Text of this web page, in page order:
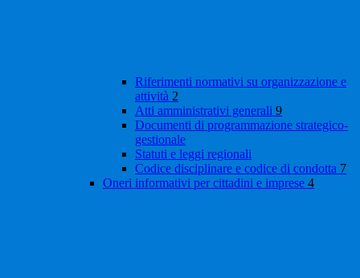
Riferimenti normativi su organizzazione e
attività 2
Atti amministrativi generali 9
Documenti di programmazione strategico-
gestionale
Statuti e leggi regionali
Codice disciplinare e codice di condotta 7
Oneri informativi per cittadini e imprese 4